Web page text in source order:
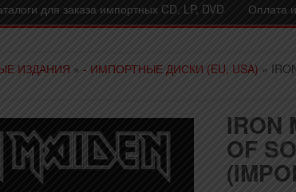
для заказа импортных CD, LP, DVD Оплата
ИЗДАНИЯ » - ИМПОРТНЫЕ ДИСКИ (EU, USA) »
IRON
OF